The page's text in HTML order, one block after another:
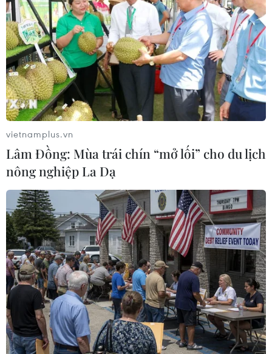
trong Vườn Quốc gia Cúc Phương
16/08/2025 09:37
Đại diện Vườn Quốc gia Cúc Phương cho biết vườn bố
trí từ 5-7 nhóm cán bộ, nhân viên với hàng trăm lượt
người, chia thành nhiều nhóm tổ chức tìm kiếm nam du
khách bị lạc.
Lũ quét, sạt lở đất ở Điện
Biên khiến 17 người thương vong và mất
vietnamplus.vn
Lâm Đồng: Mùa trái chín “mở lối” cho du lịch
nông nghiệp La Dạ